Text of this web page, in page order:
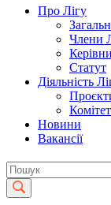
Про Лігу
Члени
Статут
Діяльність
Новини
Вакансії